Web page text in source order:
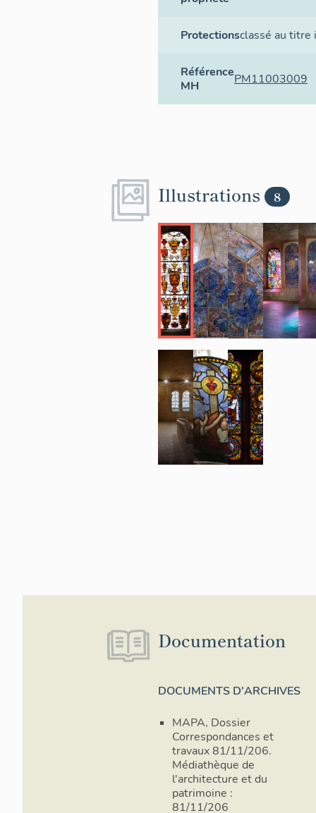
Protectionsclassé au titre
Référence
MH
PM11003009
Illustrations 8
Documentation
DOCUMENTS D'ARCHIVES
MAPA, Dossier
Correspondances et
travaux 81/11/206.
Médiathèque de
l'architecture et du
patrimoine :
81/11/206